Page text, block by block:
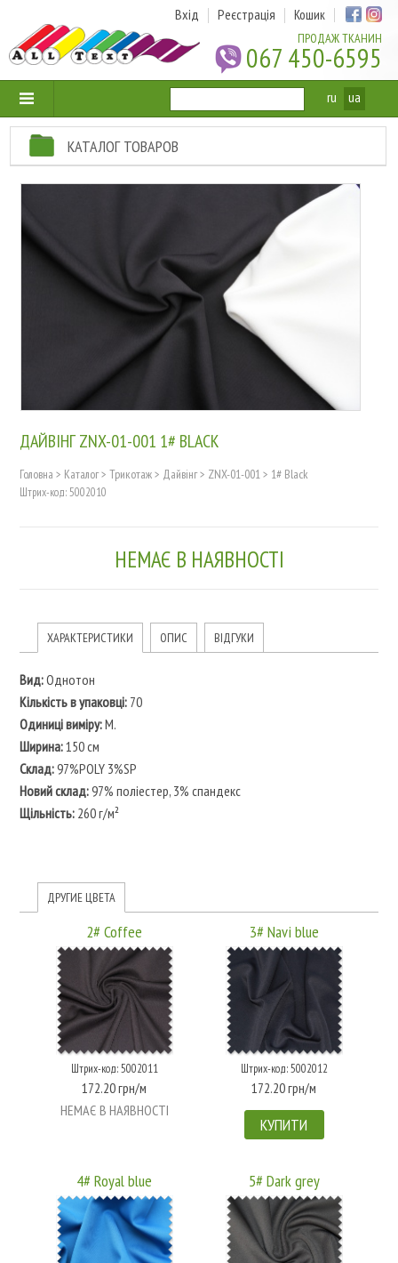
ПРОДАЖ ТКАНИН
067 450-6595
Вхід Реєстрація Кошик
ru ua
КАТАЛОГ ТОВАРОВ
ДАЙВІНГ ZNX-01-001 1# BLACK
Головна > Каталог> Трикотаж> Дайвінг> ZNX-01-001> 1# Black
Штрих-код: 5002010
НЕМАЄ В НАЯВНОСТІ
ХАРАКТЕРИСТИКИ ОПИС ВІДГУКИ
Вид:Однотон
Кількість в упаковці:70
Одиниці виміру:M.
Ширина:150 см
Склад:97%POLY 3%SP
Новий склад:97% поліестер, 3% спандекс
Щільність:260 г/м²
ДРУГИЕ ЦВЕТА
2# Coffee
Штрих-код: 5002011
172.20 грн/м
НЕМАЄ В НАЯВНОСТІ
3# Navi blue
Штрих-код: 5002012
172.20 грн/м
КУПИТИ
4# Royal blue 5# Dark grey